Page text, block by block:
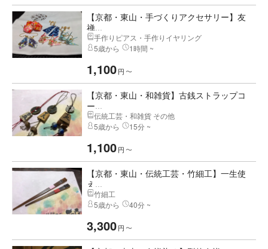
【京都・東山・手づくりアクセサリー】友
禅...
手作りピアス・手作りイヤリング
5歳から
1時間 ~
1,100円 〜
【京都・東山・和雑貨】古銭ストラップコ
ー...
伝統工芸・和雑貨 その他
5歳から
15分 ~
1,100円 〜
【京都・東山・伝統工芸・竹細工】一生使
え...
竹細工
5歳から
40分 ~
3,300円 〜